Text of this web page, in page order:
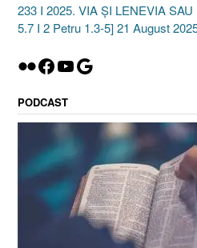
233 I 2025. VIA ȘI LENEVIA
5.7 I 2 Petru 1.3-5] 21 August
Flickr
Facebook
YouTube
Google
PODCAST